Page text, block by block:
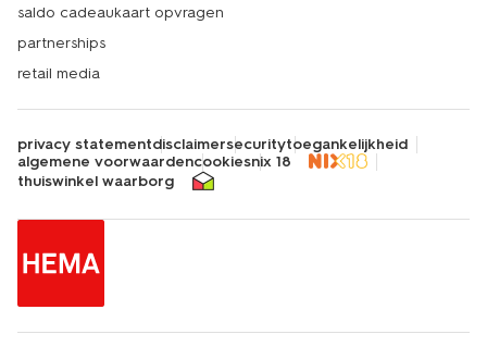
saldo cadeaukaart opvragen
partnerships
retail media
privacy statementdisclaimersecuritytoegankelijkheid
algemene voorwaardencookiesnix 18
thuiswinkel waarborg